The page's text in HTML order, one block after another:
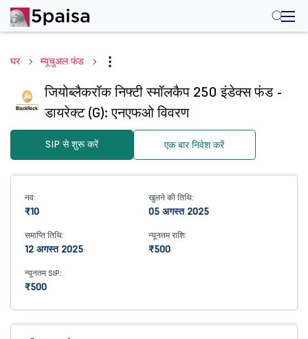
घर म्यूचुअल फंड
जियोब्लैकरॉक निफ्टी स्मॉलकैप 250 इंडेक्स फंड -
डायरेक्ट (G): एनएफओ विवरण
SIP से शुरू करें एक बार निवेश करें
नव:
₹10
खुलने की तिथि:
05 अगस्त 2025
समाप्ति तिथि:
12 अगस्त 2025
न्यूनतम राशि:
₹500
न्यूनतम SIP:
₹500